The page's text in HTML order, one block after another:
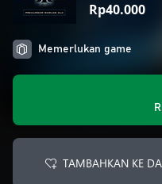
Rp40.000
Memerlukan game
TAMBAHKAN KE